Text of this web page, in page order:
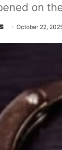
on
SendOctober 22,